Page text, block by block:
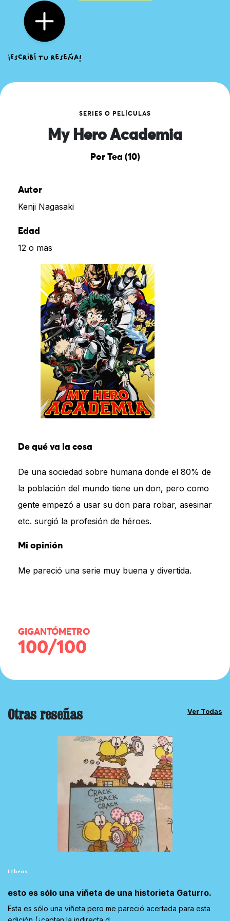
SERIES O PELÍCULAS
My Hero Academia
Por Tea (10)
Autor
Kenji Nagasaki
Edad
12 o mas
De qué va la cosa
De una sociedad sobre humana donde el 80% de
la población del mundo tiene un don, pero como
gente empezó a usar su don para robar, asesinar
etc. surgió la profesión de héroes.
Mi opinión
Me pareció una serie muy buena y divertida.
GIGANTÓMETRO
100/100
Otras reseñas Ver Todas
Libros
esto es sólo una viñeta de una historieta Gaturro.
Esta es sólo una viñeta pero me pareció acertada para esta